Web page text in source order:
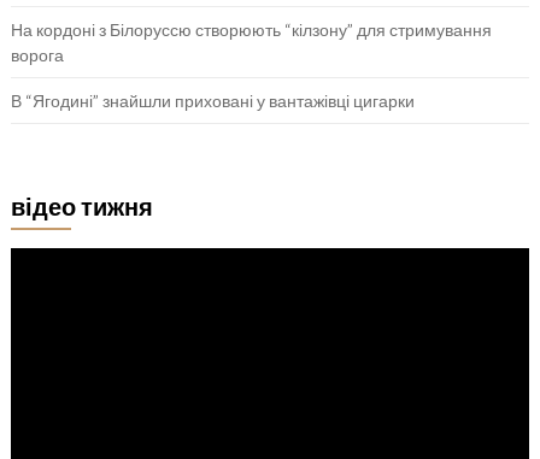
На кордоні з Білоруссю створюють “кілзону” для стримування
ворога
В “Ягодині” знайшли приховані у вантажівці цигарки
відео тижня